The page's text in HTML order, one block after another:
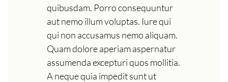
quibusdam. Porro consequuntur
aut nemo illum voluptas. Iure qui
qui non accusamus nemo aliquam.
Quam dolore aperiam aspernatur
assumenda excepturi quos mollitia.
A neque quia impedit sunt ut